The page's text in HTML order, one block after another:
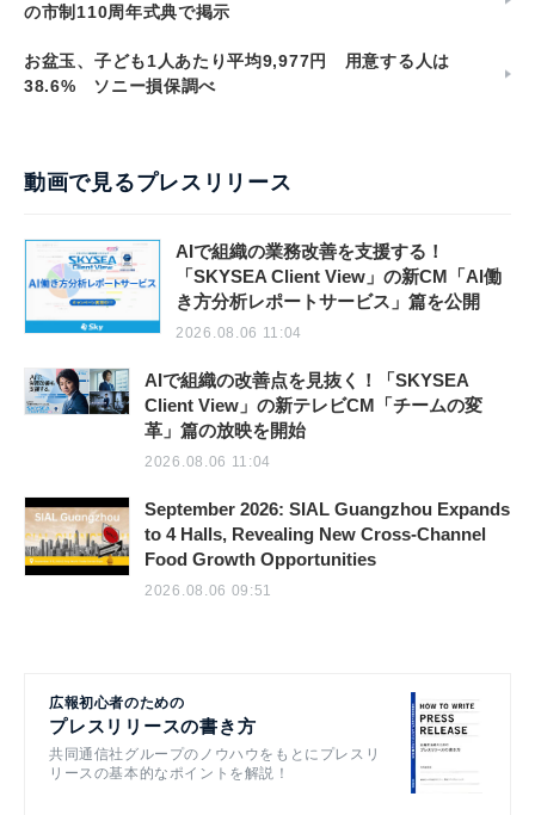
の市制110周年式典で掲示
お盆玉、子ども1人あたり平均9,977円 用意する人は
38.6% ソニー損保調べ
動画で見るプレスリリース
AIで組織の業務改善を支援する！
「SKYSEA Client View」の新CM「AI働
き方分析レポートサービス」篇を公開
2026.08.06 11:04
AIで組織の改善点を見抜く！「SKYSEA
Client View」の新テレビCM「チームの変
革」篇の放映を開始
2026.08.06 11:04
September 2026: SIAL Guangzhou Expands
to 4 Halls, Revealing New Cross-Channel
Food Growth Opportunities
2026.08.06 09:51
広報初心者のための
プレスリリースの書き方
共同通信社グループのノウハウをもとにプレスリ
リースの基本的なポイントを解説！